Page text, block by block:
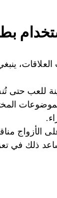
للعب حتى
الأزواج
ذلك في